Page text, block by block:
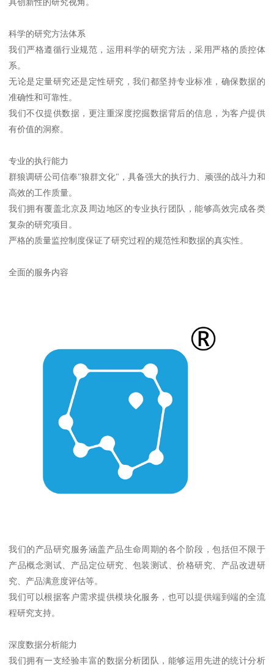
科学的研究方法体系
我们严格遵循行业规范，运用科学的研究方法，采用严格的质控体
系。
无论是定量研究还是定性研究，我们都坚持专业标准，确保数据的
准确性和可靠性。
我们不仅提供数据，更注重深度挖掘数据背后的信息，为客户提供
有价值的洞察。
专业的执行能力
群狼调研公司信奉"狼群文化"，具备强大的执行力、顽强的战斗力和
高效的工作质量。
我们拥有覆盖北京及周边地区的专业执行团队，能够高效完成各类
复杂的研究项目。
严格的质量监控制度保证了研究过程的规范性和数据的真实性。
全面的服务内容
我们的产品研究服务涵盖产品生命周期的各个阶段，包括但不限于
产品概念测试、产品定位研究、包装测试、价格研究、产品改进研
究、产品满意度评估等。
我们可以根据客户需求提供模块化服务，也可以提供端到端的全流
程研究支持。
深度数据分析能力
我们拥有一支经验丰富的数据分析团队，能够运用先进的统计分析